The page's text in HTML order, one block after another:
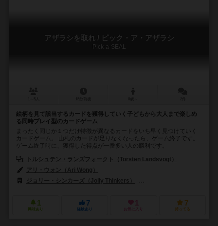
アザラシを取れ / ピック・ア・アザラシ
Pick-a-SEAL
絵柄を見て該当するカードを獲得していく子どもから大人まで楽しめ
る同時プレイ型のカードゲーム
まったく同じか１つだけ特徴が異なるカードをいち早く見つけていく
カードゲーム。 山札のカードが足りなくなったら、ゲーム終了です。
ゲーム終了時に、獲得した得点が一番多い人の勝利です。
トルシュテン・ランズフォークト（Torsten Landsvogt）
アリ・ウォン（Ari Wong）
ジョリー・シンカーズ（Jolly Thinkers）
1
興味あり
7
経験あり
1
お気に入り
7
持ってる